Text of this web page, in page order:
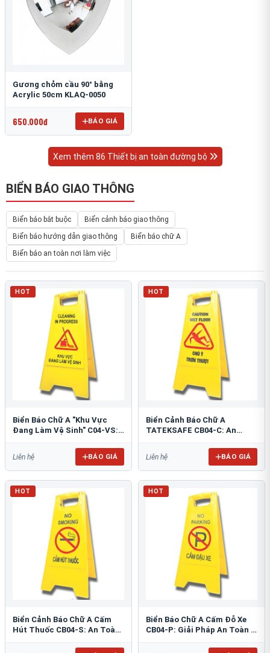
Gương chỏm cầu 90° bằng
Acrylic 50cm KLAQ-0050
650.000đ BÁO GIÁ
Xem thêm 86 Thiết bị an toàn đường bộ
BIỂN BÁO GIAO THÔNG
Biển báo bắt buộc
Biển cảnh báo giao thông
Biển báo hướng dẫn giao thông
Biển báo chữ A
Biển báo an toàn nơi làm việc
HOT
Biển Báo Chữ A "Khu Vực
Đang Làm Vệ Sinh" C04-VS:
Liên hệ BÁO GIÁ
HOT
Biển Cảnh Báo Chữ A
TATEKSAFE CB04-C: An
Liên hệ BÁO GIÁ
HOT
Biển Cảnh Báo Chữ A Cấm
Hút Thuốc CB04-S: An Toàn
HOT
Biển Báo Chữ A Cấm Đỗ Xe
CB04-P: Giải Pháp An Toàn &